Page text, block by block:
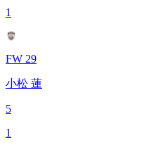
1
FW 29
小松 蓮
5
1